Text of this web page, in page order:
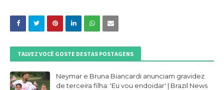
TALVEZ VOCÊ GOSTE DESTAS POSTAGENS
Neymar e Bruna Biancardi anunciam gravidez
de terceira filha: 'Eu vou endoidar' | Brazil News